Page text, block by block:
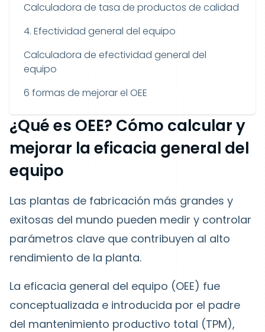
Calculadora de tasa de productos de calidad
4. Efectividad general del equipo
Calculadora de efectividad general del
equipo
6 formas de mejorar el OEE
¿Qué es OEE? Cómo calcular y
mejorar la eficacia general del
equipo
Las plantas de fabricación más grandes y
exitosas del mundo pueden medir y controlar
parámetros clave que contribuyen al alto
rendimiento de la planta.
La eficacia general del equipo (OEE) fue
conceptualizada e introducida por el padre
del mantenimiento productivo total (TPM),